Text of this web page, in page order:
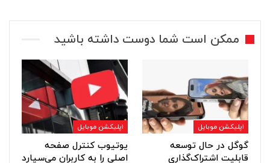
ممکن است شما دوست داشته باشید
اپلیکشن موبایل
گوگل در حال توسعه
قابلیت اشتراک‌گذاری
اپلیکشن موبایل
یوتیوب کنترل صفحه
اصلی را به کاربران می‌سپارد